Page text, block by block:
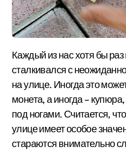
Каждый из нас хотя бы раз в жизни
сталкивался с
на улице. Иногда это
монета, а иногда –
под ногами. Считается,
улице имеет особое
стараются внимательно